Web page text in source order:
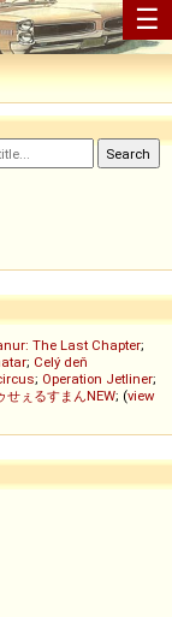
☰
The Last Chapter;
; Celý deň
; Operation Jetliner;
せぇるすまんNEW; (view